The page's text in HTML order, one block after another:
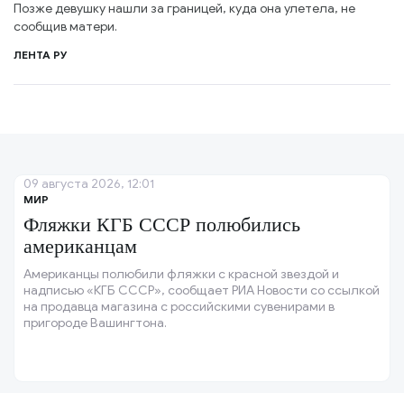
Позже девушку нашли за границей, куда она улетела, не
сообщив матери.
ЛЕНТА РУ
МИР
Фляжки КГБ СССР полюбились
американцам
Американцы полюбили фляжки с красной звездой и
надписью «КГБ СССР», сообщает РИА Новости со ссылкой
на продавца магазина с российскими сувенирами в
пригороде Вашингтона.
09 августа 2026, 12:01